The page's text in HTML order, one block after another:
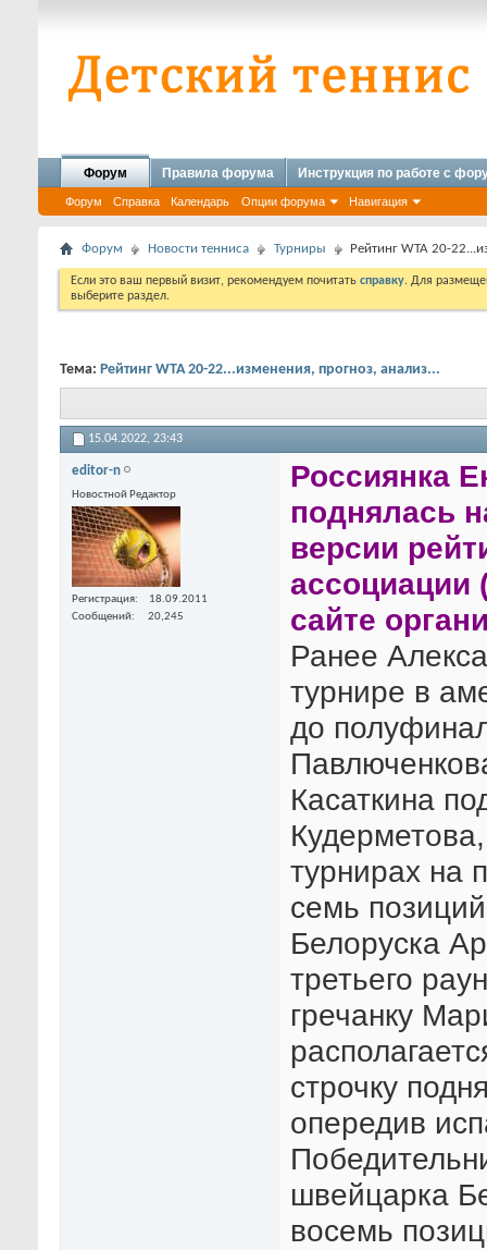
Форум
Форум Справка Календарь Опции форума Навигация
Правила форума Инструкция по работе с
Форум Новости тенниса Турниры Рейтинг WTA 20-
Если это ваш первый визит, рекомендуем почитать справку. Для
выберите раздел.
Тема: Рейтинг WTA 20-22...изменения, прогноз, анализ...
15.04.2022, 23:43
editor-n
Новостной Редактор
Регистрация
18.09.2011
Сообщений
20,245
Россиянка
поднялась
версии
ассоциации
сайте
Ранее
турнире в
до
Касаткина
турнирах на
семь
Белоруска
третьего
гречанку
строчку
опередив
швейцарка
восемь